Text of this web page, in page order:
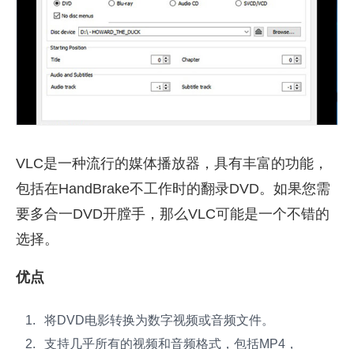
VLC是一种流行的媒体播放器，具有丰富的功能，
包括在HandBrake不工作时的翻录DVD。如果您需
要多合一DVD开膛手，那么VLC可能是一个不错的
选择。
优点
将DVD电影转换为数字视频或音频文件。
支持几乎所有的视频和音频格式，包括MP4，